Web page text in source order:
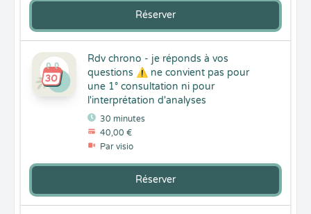
Réserver
Rdv chrono - je réponds à vos
questions ⚠ ne convient pas pour
une 1° consultation ni pour
l'interprétation d'analyses
30 minutes
40,00 €
Par visio
Réserver